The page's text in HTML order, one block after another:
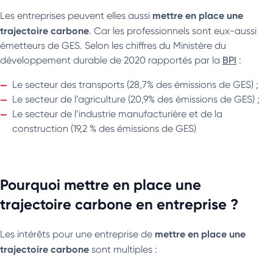
Les entreprises peuvent elles aussi mettre en place une
trajectoire carbone. Car les professionnels sont eux-aussi
émetteurs de GES. Selon les chiffres du Ministère du
développement durable de 2020 rapportés par la BPI :
Le secteur des transports (28,7% des émissions de GES) ;
Le secteur de l’agriculture (20,9% des émissions de GES) ;
Le secteur de l’industrie manufacturière et de la
construction (19,2 % des émissions de GES)
Pourquoi mettre en place une
trajectoire carbone en entreprise ?
Les intérêts pour une entreprise de mettre en place une
trajectoire carbone sont multiples :